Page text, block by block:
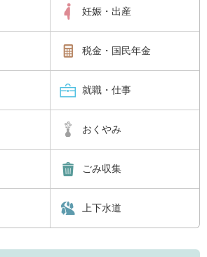
妊娠・出産
税金・国民年金
就職・仕事
おくやみ
ごみ収集
上下水道